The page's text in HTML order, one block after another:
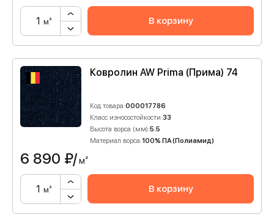
м² В корзину
Ковролин AW Prima (Прима) 74
Код товара:000017786
Класс износостойкости:33
Высота ворса (мм):5.5
Материал ворса:100% ПА (Полиамид)
6 890 ₽/м²
м² В корзину